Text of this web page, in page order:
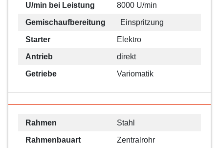
U/min bei Leistung 8000 U/min
Gemischaufbereitung Einspritzung
Starter Elektro
Antrieb direkt
Getriebe Variomatik
Rahmen Stahl
Rahmenbauart Zentralrohr